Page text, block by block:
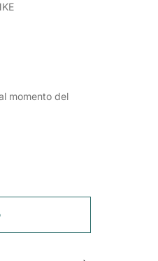
momento del